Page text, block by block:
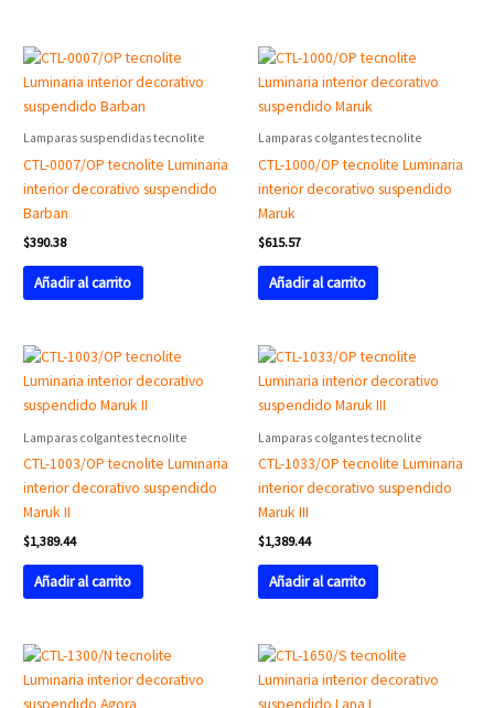
Lamparas suspendidas tecnolite
CTL-0007/OP tecnolite Luminaria
interior decorativo suspendido
Barban
$390.38
Añadir al carrito
Lamparas colgantes tecnolite
CTL-1000/OP tecnolite Luminaria
interior decorativo suspendido
Maruk
$615.57
Añadir al carrito
Lamparas colgantes tecnolite
CTL-1003/OP tecnolite Luminaria
interior decorativo suspendido
Maruk II
$1,389.44
Añadir al carrito
Lamparas colgantes tecnolite
CTL-1033/OP tecnolite Luminaria
interior decorativo suspendido
Maruk III
$1,389.44
Añadir al carrito